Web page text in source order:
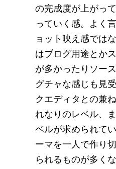
の完成度が上がっ
っていく感。よく
ョット映え感では
はブログ用途とか
が多かったりソー
グチャな感じも見
クエディタとの兼
れなりのレベル、
ベルが求められて
ーマを一人で作り
られるものが多く